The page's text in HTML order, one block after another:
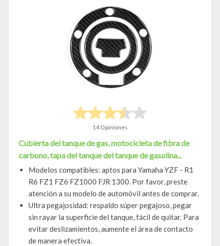
14 Opiniones
Cubierta del tanque de gas, motocicleta de fibra de
carbono, tapa del tanque del tanque de gasolina...
Modelos compatibles: aptos para Yamaha YZF - R1
R6 FZ1 FZ6 FZ1000 FJR 1300. Por favor, preste
atención a su modelo de automóvil antes de comprar.
Ultra pegajosidad: respaldo súper pegajoso, pegar
sin rayar la superficie del tanque, fácil de quitar. Para
evitar deslizamientos, aumente el área de contacto
de manera efectiva.